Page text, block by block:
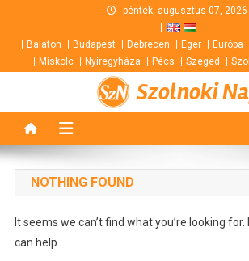
content
péntek, augusztus 07, 2026
Balaton Budapest Debrecen Eger Európa
Miskolc
Nyíregyháza Pécs Szeged
Szolnoki
NOTHING FOUND
It seems we can’t find what you’re looking
can help.